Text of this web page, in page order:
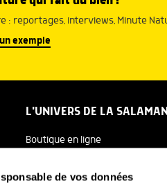
de vos données
: reportages, interviews, Minute
exemple
L'UNIVERS DE LA
Boutique en ligne